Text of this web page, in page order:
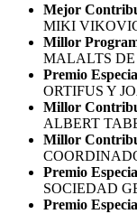
Mejor
MIKI VIKOVIC,
Millor
MALALTS
Premio
ORTIFUS Y
Millor
ALBERT
Millor
Premio
SOCIEDAD
Premio